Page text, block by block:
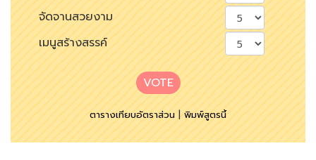
จัดจานสวยงาม
เมนูสร้างสรรค์
VOTE
ตารางเทียบอัตราส่วน|พิมพ์สูตรนี้